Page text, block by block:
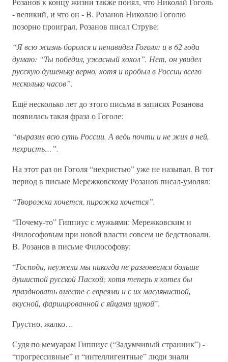
- великий, и что он - В. Розанов Николаю Гоголю
позорно проиграл, Розанов писал Струве:
“Я всю жизнь боролся и ненавидел Гоголя: и в 62 года
думаю: “Ты победил, ужасный хохол”. Нет, он увидел
русскую душеньку верно, хотя и пробыл в России всего
несколько часов”.
Ещё несколько лет до этого письма в записях Розанова
появилась такая фраза о Гоголе:
“выразил всю суть России. А ведь почти и не жил в ней,
нехристь…”.
На этот раз он Гоголя “нехристью” уже не называл. В тот
период в письме Мережковскому Розанов писал-умолял:
“Творожка хочется, пирожка хочется”.
“Почему-то” Гиппиус с мужьями: Мережковским и
Философовым при новой власти совсем не бедствовали.
В. Розанов в письме Философову:
“Господи, неужели мы никогда не разговеемся больше
душистой русской Пасхой; хотя теперь я хотел бы
праздновать вместе с евреями и с их маслянистой,
вкусной, фаршированной с яйцами щукой”.
Грустно, жалко…
Судя по мемуарам Гиппиус (“Задумчивый странник”) -
“прогрессивные” и “интеллигентные” люди знали